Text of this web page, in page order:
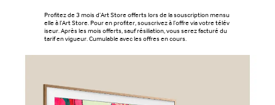
Profitez de 3 mois d’Art Store offerts lors de la souscription mensu
elle à l’Art Store. Pour en profiter, souscrivez à l’offre via votre télév
iseur. Après les mois offerts, sauf résiliation, vous serez facturé du
tarif en vigueur. Cumulable avec les offres en cours.